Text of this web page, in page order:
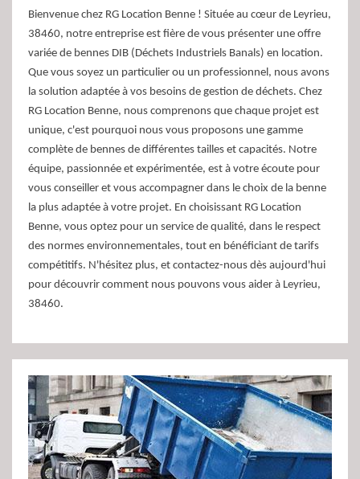
Bienvenue chez RG Location Benne ! Située au cœur de Leyrieu,
38460, notre entreprise est fière de vous présenter une offre
variée de bennes DIB (Déchets Industriels Banals) en location.
Que vous soyez un particulier ou un professionnel, nous avons
la solution adaptée à vos besoins de gestion de déchets. Chez
RG Location Benne, nous comprenons que chaque projet est
unique, c'est pourquoi nous vous proposons une gamme
complète de bennes de différentes tailles et capacités. Notre
équipe, passionnée et expérimentée, est à votre écoute pour
vous conseiller et vous accompagner dans le choix de la benne
la plus adaptée à votre projet. En choisissant RG Location
Benne, vous optez pour un service de qualité, dans le respect
des normes environnementales, tout en bénéficiant de tarifs
compétitifs. N'hésitez plus, et contactez-nous dès aujourd'hui
pour découvrir comment nous pouvons vous aider à Leyrieu,
38460.